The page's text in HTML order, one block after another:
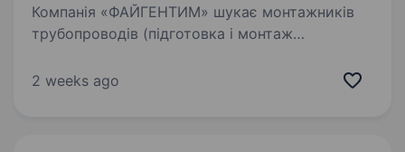
Компанія «ФАЙГЕНТИМ» шукає монтажників
трубопроводів (підготовка і монтаж
з'єднання) для роботи на діючому
2 weeks ago